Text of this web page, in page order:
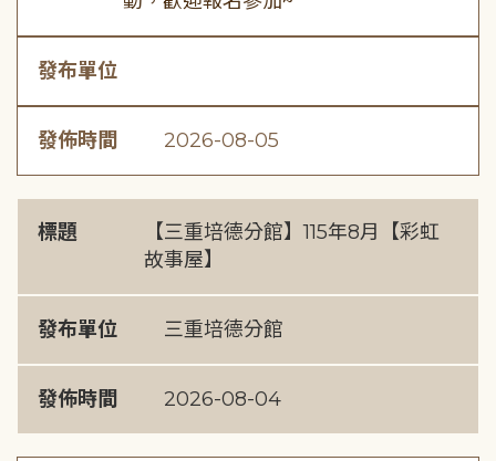
發布單位
發佈時間 2026-08-05
標題
【三重培德分館】115年8月【彩虹
故事屋】
發布單位 三重培德分館
發佈時間 2026-08-04